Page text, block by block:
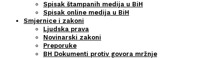
Spisak štampanih medija u BiH
Spisak online medija u BiH
Smjernice i zakoni
Ljudska prava
Novinarski zakoni
Preporuke
BH Dokumenti protiv govora mržnje